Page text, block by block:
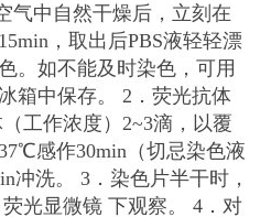
气中自然干燥后，立刻在
，取出后PBS液轻轻漂
。如不能及时染色，可用
箱中保存。 2．荧光抗体
工作浓度）2~3滴，以覆
感作30min（切忌染色液
冲洗。 3．染色片半干时，
光显微镜 下观察。 4．对